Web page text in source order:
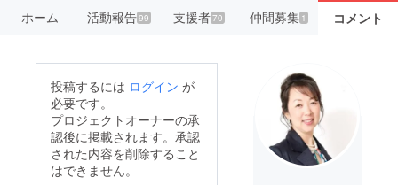
ホーム 活動報告99 支援者70 仲間募集 1 コメント
投稿するには ログイン が
必要です。
プロジェクトオーナーの承
認後に掲載されます。承認
された内容を削除すること
はできません。